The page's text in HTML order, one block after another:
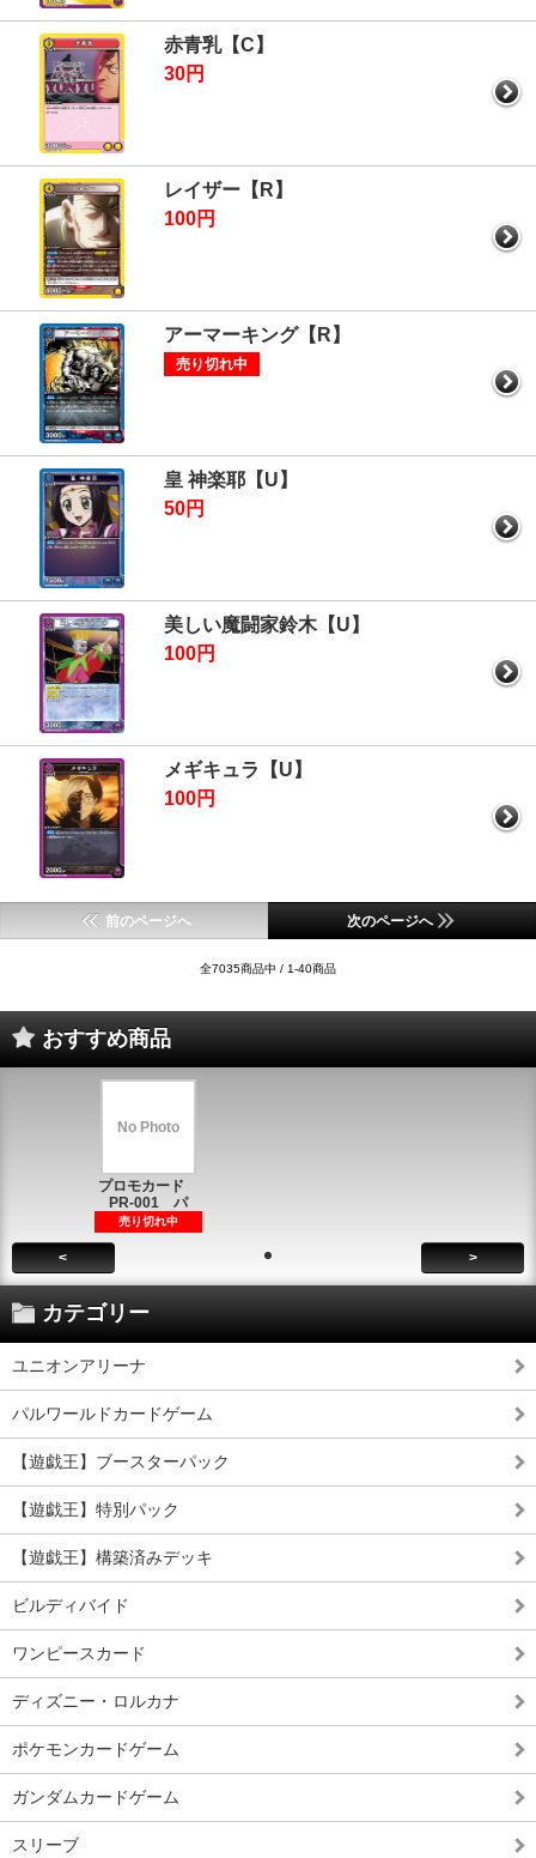
赤青乳【C】
30円
レイザー【R】
100円
アーマーキング【R】
売り切れ中
皇 神楽耶【U】
50円
美しい魔闘家鈴木【U】
100円
メギキュラ【U】
100円
前のページへ 次のページへ
全7035商品中 / 1-40商品
おすすめ商品
No Photo
プロモカード
PR-001 パ
売り切れ中
< >
カテゴリー
ユニオンアリーナ
パルワールドカードゲーム
【遊戯王】ブースターパック
【遊戯王】特別パック
【遊戯王】構築済みデッキ
ビルディバイド
ワンピースカード
ディズニー・ロルカナ
ポケモンカードゲーム
ガンダムカードゲーム
スリーブ